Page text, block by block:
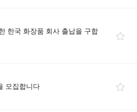
한국 화장품 회사 출납을 구합
모집합니다